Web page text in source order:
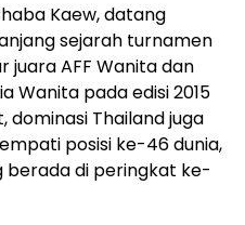
Kaew, datang
sejarah turnamen
juara AFF Wanita dan
Wanita pada edisi 2015
dominasi Thailand juga
posisi ke-46 dunia,
berada di peringkat ke-